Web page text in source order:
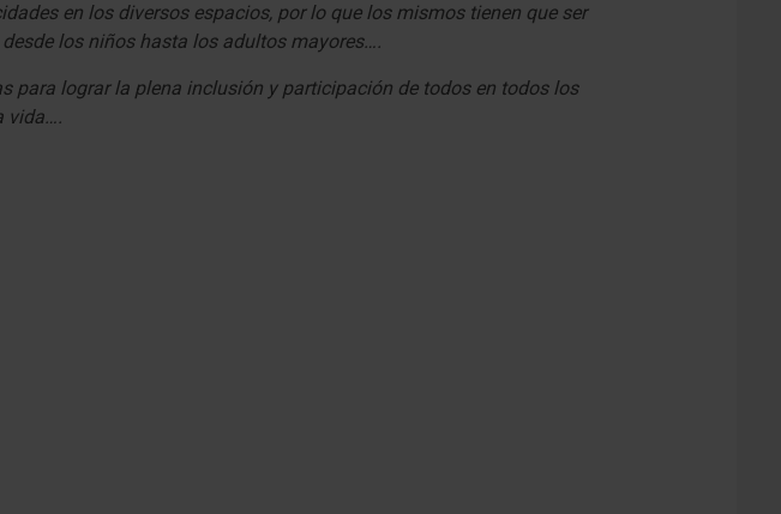
en los diversos espacios, por lo que los mismos tienen que ser
los niños hasta los adultos mayores….
para lograr la plena inclusión y participación de todos en todos los
vida….